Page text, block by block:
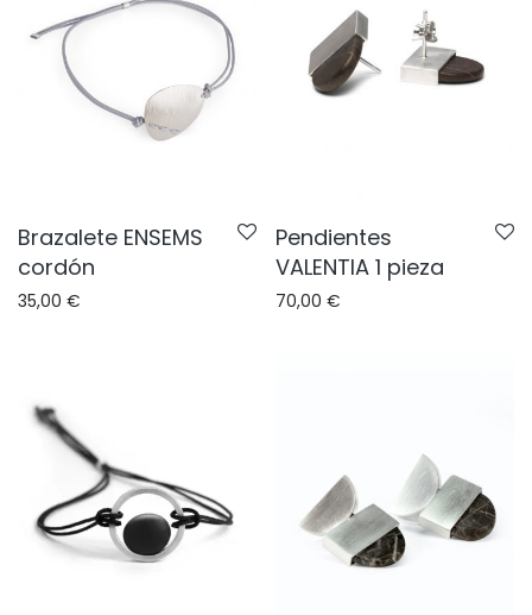
Brazalete ENSEMS
cordón
35,00 €
Pendientes
VALENTIA 1 pieza
70,00 €